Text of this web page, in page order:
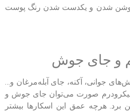
شدن و یکدست شدن رنگ پوست
و جای جوش
جوانی، آکنه، جای آبله‌مرغان و…
میکرودرم صورت می‌توان جای جوش و
برد. هرچه عمق این اسکارها بیشتر